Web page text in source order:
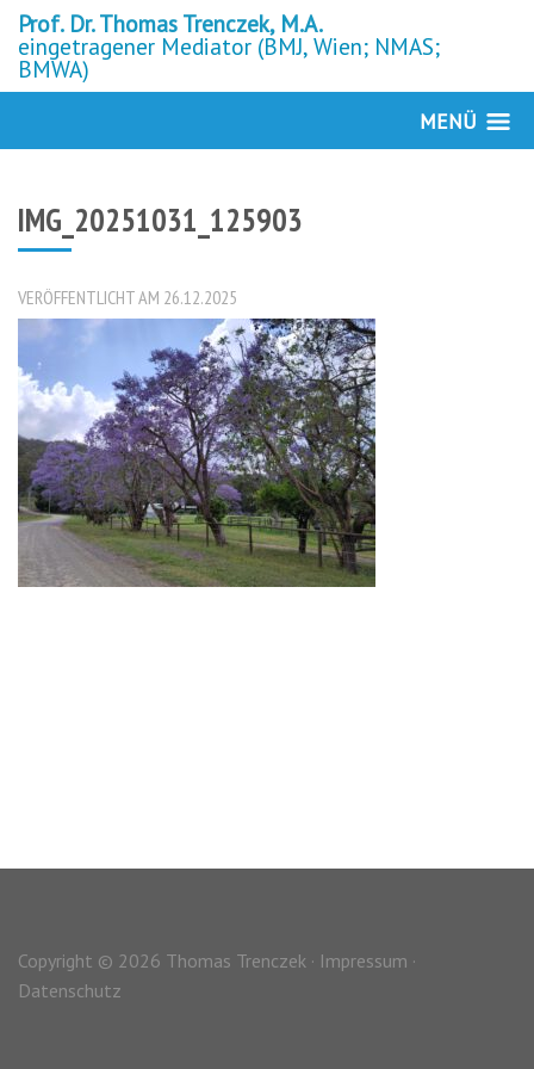
Prof. Dr. Thomas Trenczek, M.A.
eingetragener Mediator (BMJ, Wien; NMAS;
BMWA)
MENÜ
IMG_20251031_125903
VERÖFFENTLICHT AM 26.12.2025
Copyright © 2026 Thomas Trenczek · Impressum ·
Datenschutz